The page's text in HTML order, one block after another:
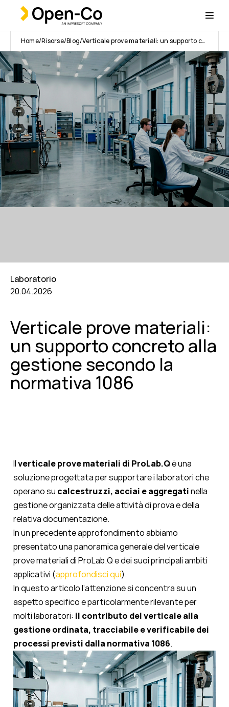
Home Risorse Blog Verticale prove materiali: un supporto concreto alla gestione secondo la normativa 1086
Laboratorio
20.04.2026
Verticale prove materiali:
un supporto concreto alla
gestione secondo la
normativa 1086
Ilverticale prove materiali di ProLab.Qè una
soluzione progettata per supportare i laboratori che
operano su calcestruzzi, acciai e aggregatinella
gestione organizzata delle attività di prova e della
relativa documentazione.
In un precedente approfondimento abbiamo
presentato una panoramica generale del verticale
prove materiali di ProLab.Q e dei suoi principali ambiti
applicativi (approfondisci qui).
In questo articolo l’attenzione si concentra su un
aspetto specifico e particolarmente rilevante per
molti laboratori: il contributo del verticale alla
gestione ordinata, tracciabile e verificabile dei
processi previsti dalla normativa 1086.